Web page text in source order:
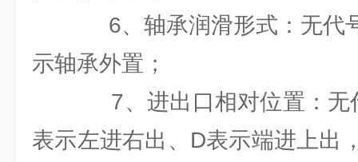
6、轴承润滑形式：无代号
示轴承外置；
7、进出口相对位置：无代
表示左进右出、D表示端进上出